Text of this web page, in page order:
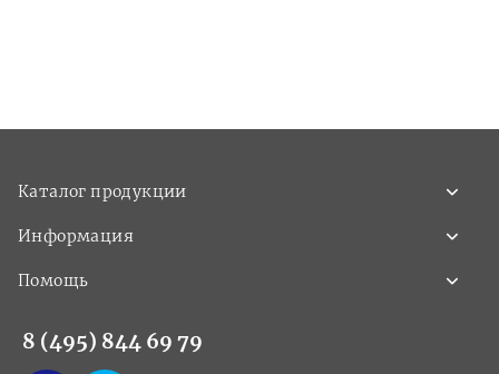
Каталог продукции
Информация
Помощь
8 (495) 844 69 79